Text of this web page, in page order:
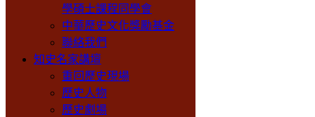
學碩士課程同學會
中華歷史文化獎勵基金
聯絡我們
知史名家講壇
重回歷史現場
歷史人物
歷史劇場